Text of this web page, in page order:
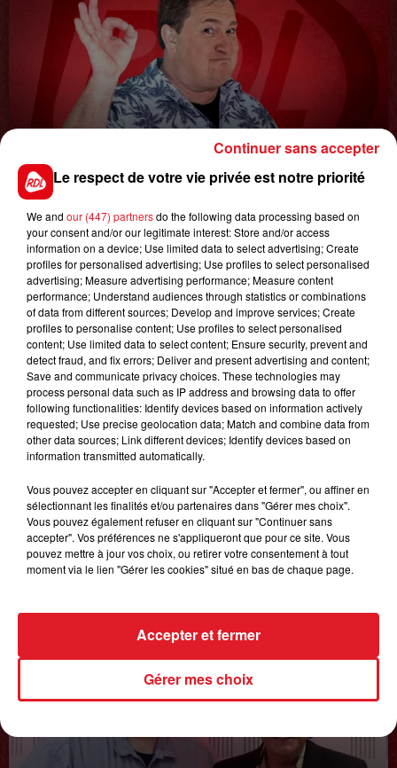
LA COURSE AU CADDIE
1er août 2026
GAGNEZ VOS ENTRÉES POUR TOUTE LA
FAMILLE À DENNLYS PARC !
LES PODCASTS
Le respect de votre vie privée est notre priorité
We and our (447) partnersdo the following data processing based on
your consent and/or our legitimate interest: Store and/or access
information on a device; Use limited data to select advertising; Create
profiles for personalised advertising; Use profiles to select personalised
advertising; Measure advertising performance; Measure content
performance; Understand audiences through statistics or combinations
of data from different sources; Develop and improve services; Create
profiles to personalise content; Use profiles to select personalised
content; Use limited data to select content; Ensure security, prevent and
detect fraud, and fix errors; Deliver and present advertising and content;
Save and communicate privacy choices. These technologies may
process personal data such as IP address and browsing data to offer
following functionalities: Identify devices based on information actively
requested; Use precise geolocation data; Match and combine data from
other data sources; Link different devices; Identify devices based on
information transmitted automatically.
Vous pouvez accepter en cliquant sur "Accepter et fermer", ou affiner en
sélectionnant les finalités et/ou partenaires dans "Gérer mes choix".
Vous pouvez également refuser en cliquant sur "Continuer sans
accepter". Vos préférences ne s'appliqueront que pour ce site. Vous
pouvez mettre à jour vos choix, ou retirer votre consentement à tout
moment via le lien "Gérer les cookies" situé en bas de chaque page.
Gérer mes choix
Accepter et fermer
Continuer sans accepter